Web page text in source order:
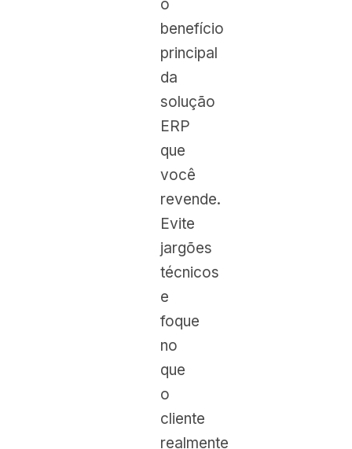
o
benefício
principal
da
solução
ERP
que
você
revende.
Evite
jargões
técnicos
e
foque
no
que
o
cliente
realmente